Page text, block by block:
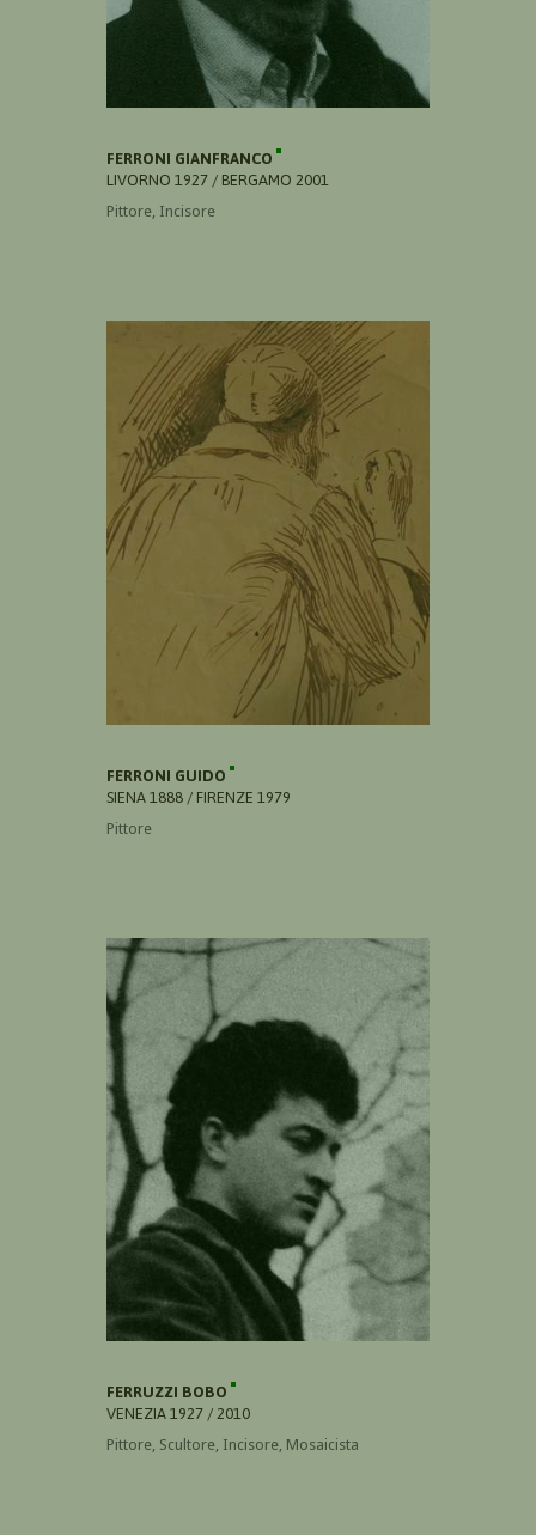
FERRONI GIANFRANCO
LIVORNO 1927 / BERGAMO 2001
Pittore, Incisore
FERRONI GUIDO
SIENA 1888 / FIRENZE 1979
Pittore
FERRUZZI BOBO
VENEZIA 1927 / 2010
Pittore, Scultore, Incisore, Mosaicista